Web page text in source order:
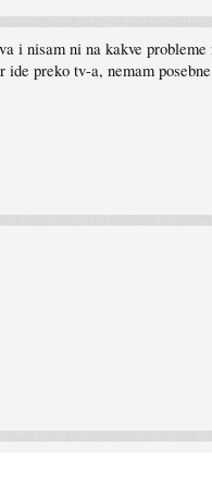
i nisam ni na kakve
preko tv-a, nemam